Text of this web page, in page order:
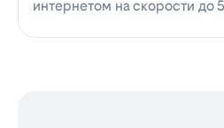
интернетом на скорости до